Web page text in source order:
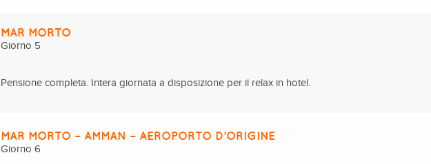
MAR MORTO
Giorno 5
Pensione completa. Intera giornata a disposizione per il relax in hotel.
MAR MORTO – AMMAN – AEROPORTO D’ORIGINE
Giorno 6